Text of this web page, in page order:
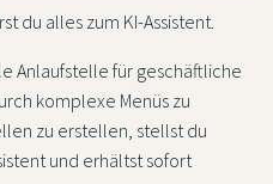
du alles zum KI-Assistent.
Anlaufstelle für geschäftliche
komplexe Menüs zu
zu erstellen, stellst du
und erhältst sofort